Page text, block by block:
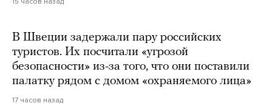
В Швеции задержали пару российских
туристов. Их посчитали «угрозой
безопасности» из-за того, что они поставили
палатку рядом с домом «охраняемого лица»
17 часов назад